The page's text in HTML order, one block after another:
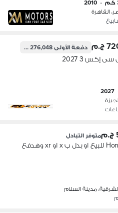
•
2010
القاهرة
ج.م دفعة الأولى276,048 ج.م
إكس 3 2027
2027
متوفر التبادل
Honor X6c للبيع او بدل ب x او xr وهدفع
مدينة السلام